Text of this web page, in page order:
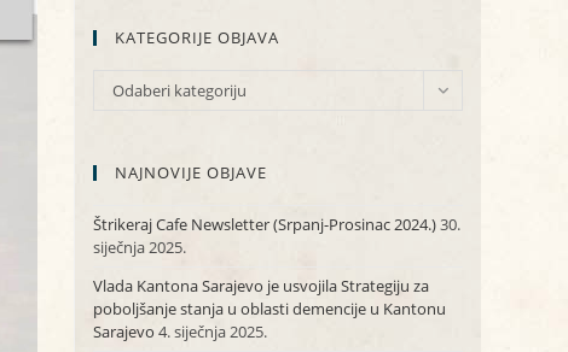
KATEGORIJE OBJAVA
KATEGORIJE
Odaberi kategoriju
NAJNOVIJE OBJAVE
Štrikeraj Cafe Newsletter (Srpanj-Prosinac 2024.)30.
siječnja 2025.
Vlada Kantona Sarajevo je usvojila Strategiju za
poboljšanje stanja u oblasti demencije u Kantonu
Sarajevo 4. siječnja 2025.